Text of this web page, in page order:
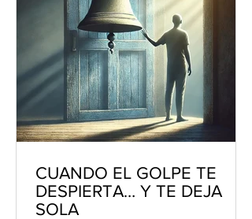
CUANDO EL GOLPE TE
DESPIERTA… Y TE DEJA
SOLA